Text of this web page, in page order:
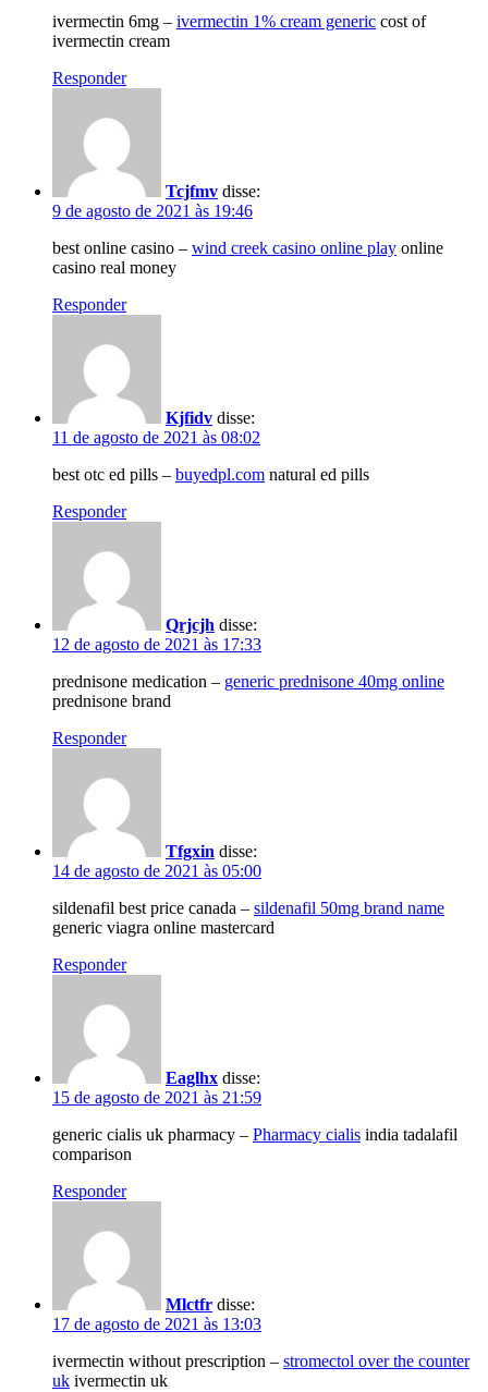
ivermectin 6mg – ivermectin 1% cream generic cost of
ivermectin cream
Responder
Tcjfmv disse:
9 de agosto de 2021 às 19:46
best online casino – wind creek casino online play online
casino real money
Responder
Kjfidv disse:
11 de agosto de 2021 às 08:02
best otc ed pills – buyedpl.com natural ed pills
Responder
Qrjcjh disse:
12 de agosto de 2021 às 17:33
prednisone medication – generic prednisone 40mg online
prednisone brand
Responder
Tfgxin disse:
14 de agosto de 2021 às 05:00
sildenafil best price canada – sildenafil 50mg brand name
generic viagra online mastercard
Responder
Eaglhx disse:
15 de agosto de 2021 às 21:59
generic cialis uk pharmacy – Pharmacy cialis india tadalafil
comparison
Responder
Mlctfr disse:
17 de agosto de 2021 às 13:03
ivermectin without prescription – stromectol over the counter
uk ivermectin uk